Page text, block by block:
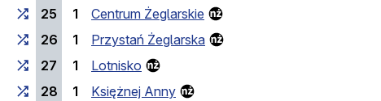
25
1
Centrum Żeglarskie
26
1
Przystań Żeglarska
27
1
Lotnisko
28
1
Księżnej Anny